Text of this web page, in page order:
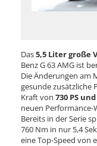
Das5,5 Liter große
Benz G 63 AMG ist
Die Änderungen am
gesunde zusätzliche
Kraft von 730 PS
neuen Performance-
Bereits in der Serie
760 Nm in nur 5,4
eine Top-Speed von